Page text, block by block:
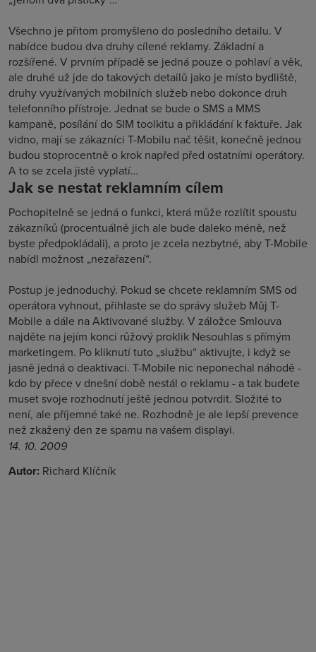
Všechno je přitom promyšleno do posledního detailu. V
nabídce budou dva druhy cílené reklamy. Základní a
rozšířené. V prvním případě se jedná pouze o pohlaví a věk,
ale druhé už jde do takových detailů jako je místo bydliště,
druhy využívaných mobilních služeb nebo dokonce druh
telefonního přístroje. Jednat se bude o SMS a MMS
kampaně, posílání do SIM toolkitu a přikládání k faktuře. Jak
vidno, mají se zákazníci T-Mobilu nač těšit, konečně jednou
budou stoprocentně o krok napřed před ostatními operátory.
A to se zcela jistě vyplatí…
Jak se nestat reklamním cílem
Pochopitelně se jedná o funkci, která může rozlítit spoustu
zákazníků (procentuálně jich ale bude daleko méně, než
byste předpokládali), a proto je zcela nezbytné, aby T-Mobile
nabídl možnost „nezařazení“.
Postup je jednoduchý. Pokud se chcete reklamním SMS od
operátora vyhnout, přihlaste se do správy služeb Můj T-
Mobile a dále na Aktivované služby. V záložce Smlouva
najděte na jejím konci růžový proklik Nesouhlas s přímým
marketingem. Po kliknutí tuto „službu“ aktivujte, i když se
jasně jedná o deaktivaci. T-Mobile nic neponechal náhodě -
kdo by přece v dnešní době nestál o reklamu - a tak budete
muset svoje rozhodnutí ještě jednou potvrdit. Složité to
není, ale příjemné také ne. Rozhodně je ale lepší prevence
než zkažený den ze spamu na vašem displayi.
14. 10. 2009
Autor: Richard Klíčník